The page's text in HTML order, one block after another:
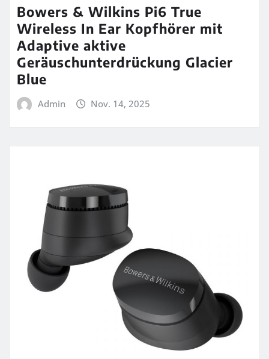
Bowers & Wilkins Pi6 True
Wireless In Ear Kopfhörer mit
Adaptive aktive
Geräuschunterdrückung Glacier
Blue
Admin Nov. 14, 2025